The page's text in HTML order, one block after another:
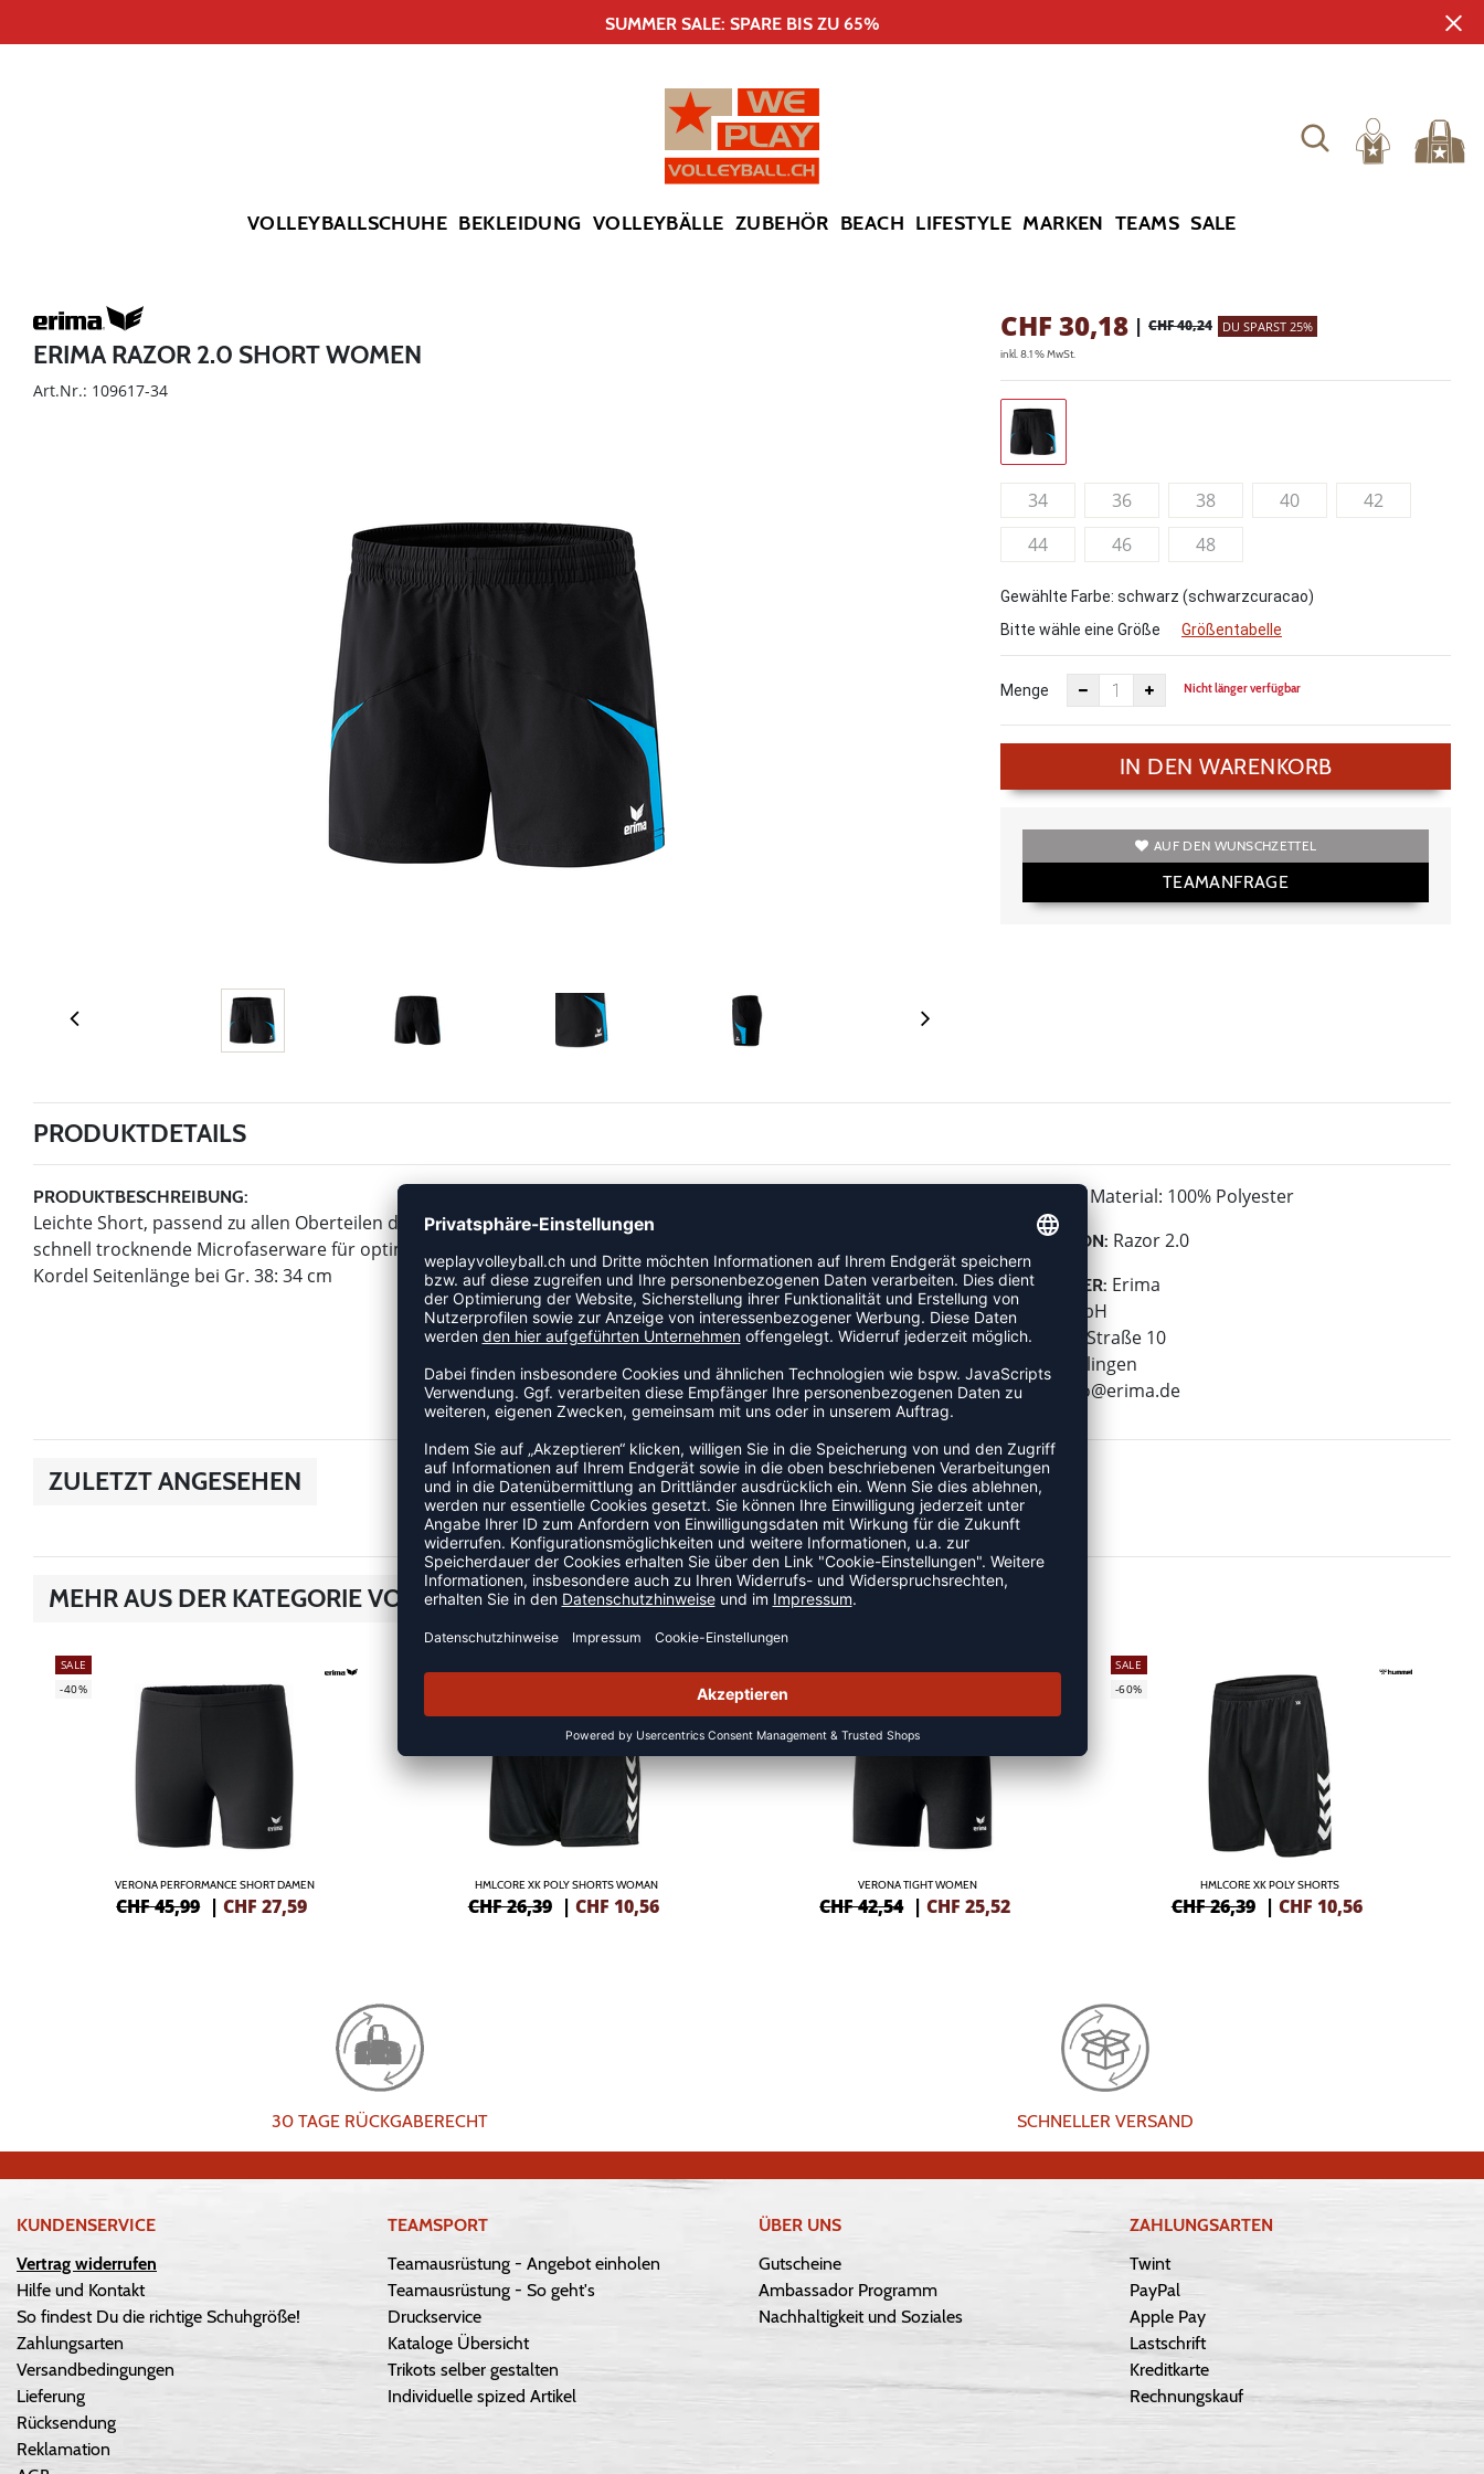
SUMMER SALE: SPARE BIS ZU 65%
VOLLEYBALLSCHUHE BEKLEIDUNG VOLLEYBÄLLE ZUBEHÖR BEACH LIFESTYLE MARKEN TEAMS SALE
ERIMA RAZOR 2.0 SHORT WOMEN
Art.Nr.: 109617-34
CHF 30,18 | CHF 40,24 DU SPARST 25%
inkl. 8.1 % MwSt.
34 36 38 40
42
44
46 48
Gewählte Farbe: schwarz (schwarzcuracao)
Bitte wähle eine Größe
Größentabelle
Menge Nicht länger verfügbar
IN DEN WARENKORB
AUF DEN WUNSCHZETTEL
TEAMANFRAGE
PRODUKTDETAILS
PRODUKTBESCHREIBUNG:
Leichte Short, passend zu allen Oberteilen der Teamline RAZOR 2.0. spezieller Damenschnitt elastische und
schnell trocknende Microfaserware für optimale Bewegungsfreiheit seitliche Eingrifftaschen Gummibund mit
Kordel Seitenlänge bei Gr. 38: 34 cm
Material: 100% Polyester
KOLLEKTION: Razor 2.0
HERSTELLER: Erima
Erima GmbH
Carl-Zeiss-Straße 10
72793 Pfullingen
E-Mail:
info@erima.de
ZULETZT ANGESEHEN
MEHR AUS DER KATEGORIE VOLLEYBALLSHORTS
SALE
-40%
VERONA PERFORMANCE SHORT DAMEN
CHF 45,99 |CHF 27,59
HMLCORE XK POLY SHORTS WOMAN
CHF 26,39 | CHF 10,56
-40%
VERONA TIGHT WOMEN
CHF 42,54 |CHF 25,52
SALE
-60%
HMLCORE XK POLY SHORTS
CHF 26,39 | CHF 10,56
30 TAGE RÜCKGABERECHT SCHNELLER VERSAND
KUNDENSERVICE
Vertrag widerrufen
Hilfe und Kontakt
So findest Du die richtige Schuhgröße!
Zahlungsarten
Versandbedingungen
Lieferung
Rücksendung
Reklamation
TEAMSPORT
Teamausrüstung - Angebot einholen
Teamausrüstung - So geht's
Druckservice
Kataloge Übersicht
Trikots selber gestalten
Individuelle spized Artikel
ÜBER UNS
Gutscheine
Ambassador Programm
Nachhaltigkeit und Soziales
ZAHLUNGSARTEN
Twint
PayPal
Apple Pay
Lastschrift
Kreditkarte
Rechnungskauf